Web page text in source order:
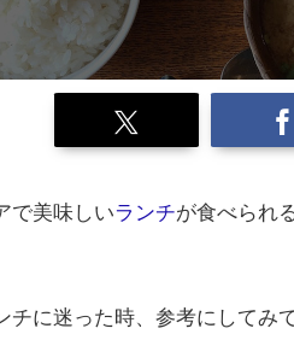
で美味しいランチが食べられ
チに迷った時、参考にしてみ